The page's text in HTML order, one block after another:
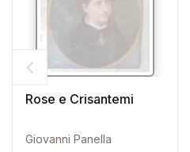
Rose e Crisantemi
Giovanni Panella